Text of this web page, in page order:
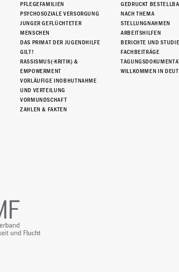
PFLEGEFAMILIEN
PSYCHOSOZIALE VERSORGUNG
JUNGER GEFLÜCHTETER
MENSCHEN
DAS PRIMAT DER JUGENDHILFE
GILT!
RASSISMUS(-KRITIK) &
EMPOWERMENT
VORLÄUFIGE INOBHUTNAHME
UND VERTEILUNG
VORMUNDSCHAFT
ZAHLEN & FAKTEN
GEDRUCKT
NACH THEMA
STELLUNGNAHMEN
ARBEITSHILFEN
BERICHTE UND
FACHBEITRÄGE
WILLKOMMEN IN